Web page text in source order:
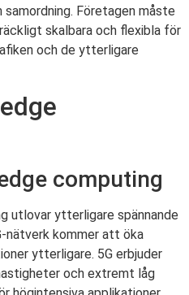
samordning. Företagen måste
skalbara och flexibla för
och de ytterligare
computing
utlovar ytterligare spännande
nätverk kommer att öka
ytterligare. 5G erbjuder
och extremt låg